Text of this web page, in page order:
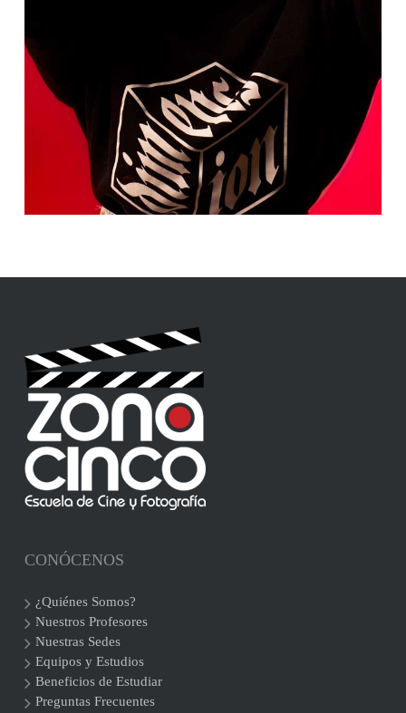
CONÓCENOS
¿Quiénes Somos?
Nuestros Profesores
Nuestras Sedes
Equipos y Estudios
Beneficios de Estudiar
Preguntas Frecuentes